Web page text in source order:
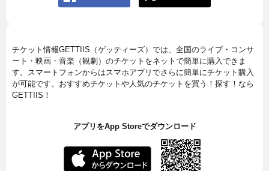
チケット情報GETTIIS（ゲッティーズ）では、全国のライブ・コンサ
ート・映画・音楽（観劇）のチケットをネットで簡単に購入できま
す。スマートフォンからはスマホアプリでさらに簡単にチケット購入
が可能です。おすすめチケットや人気のチケットを買う！探す！なら
GETTIIS！
アプリをApp Storeでダウンロード